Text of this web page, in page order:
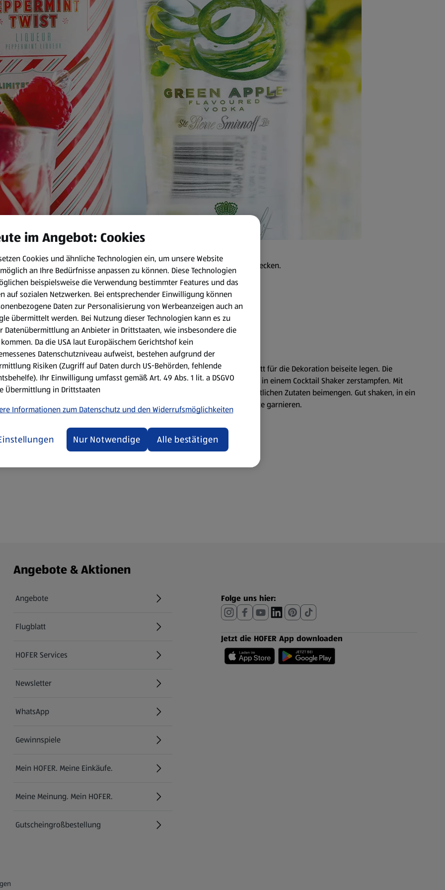
und wohltuendes Getränk für laue Sommerabende! Lass ihn dir schmecken.
Zubereitungsart:
Einige der Himbeeren und ein Minze-Blatt für die Dekoration beiseite legen. Die
restlichen Himbeeren und Minze-Blätter in einem Cocktail Shaker zerstampfen. Mit
etwas Crushed-Ice auffüllen und die restlichen Zutaten beimengen. Gut shaken, in ein
Glas füllen und mit Himbeeren und Minze garnieren.
Angebote & Aktionen
Angebote
Flugblatt
HOFER Services
Newsletter
WhatsApp
Gewinnspiele
Mein HOFER. Meine Einkäufe.
Meine Meinung. Mein HOFER.
Gutscheingroßbestellung
(öffnet in einem neuen Tab)
Folge uns hier:
Jetzt die HOFER App downloaden
im Angebot: Cookies
Cookies und ähnliche Technologien ein, um unsere Website
an Ihre Bedürfnisse anpassen zu können. Diese Technologien
beispielsweise die Verwendung bestimmter Features und das
auf sozialen Netzwerken. Bei entsprechender Einwilligung können
Daten zur Personalisierung von Werbeanzeigen auch an
übermittelt werden. Bei Nutzung dieser Technologien kann es zu
Datenübermittlung an Anbieter in Drittstaaten, wie insbesondere die
kommen. Da die USA laut Europäischem Gerichtshof kein
Datenschutzniveau aufweist, bestehen aufgrund der
Risiken (Zugriff auf Daten durch US-Behörden, fehlende
Ihr Einwilligung umfasst gemäß Art. 49 Abs. 1 lit. a DSGVO
Übermittlung in Drittstaaten
Informationen zum Datenschutz und den Widerrufsmöglichkeiten
Nur Notwendige Alle bestätigen